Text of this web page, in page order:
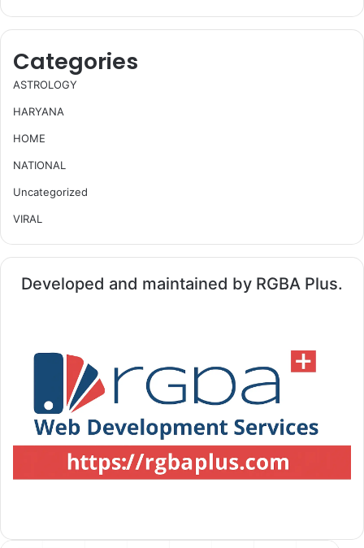
Categories
ASTROLOGY
HARYANA
HOME
NATIONAL
Uncategorized
VIRAL
Developed and maintained by RGBA Plus.